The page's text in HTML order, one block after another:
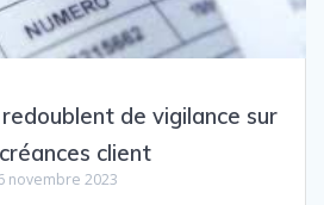
de vigilance sur
client
novembre 2023